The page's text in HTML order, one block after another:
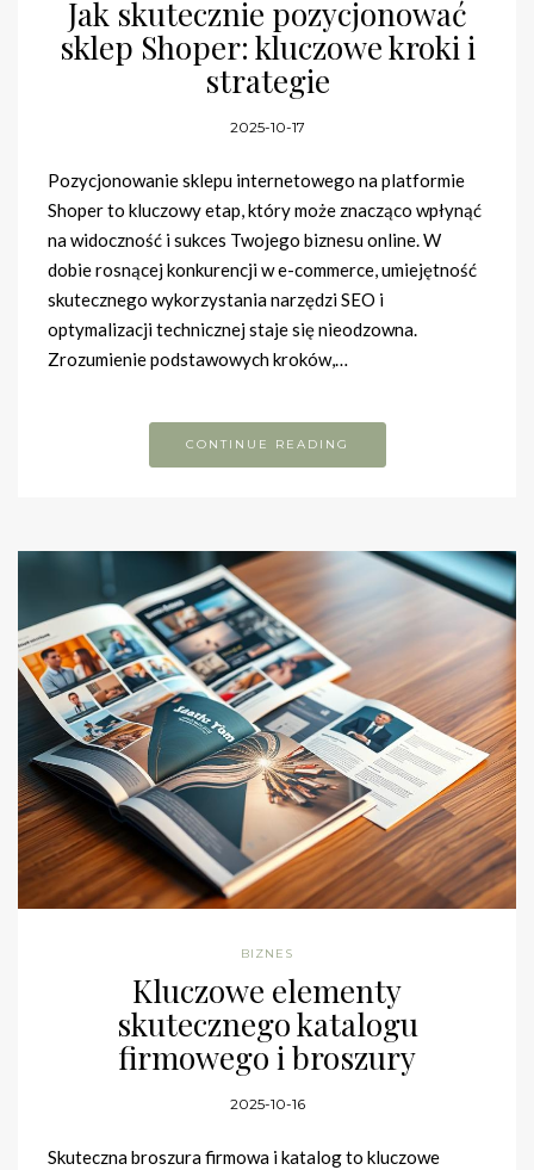
Jak skutecznie pozycjonować
sklep Shoper: kluczowe kroki i
strategie
2025-10-17
Pozycjonowanie sklepu internetowego na platformie
Shoper to kluczowy etap, który może znacząco wpłynąć
na widoczność i sukces Twojego biznesu online. W
dobie rosnącej konkurencji w e-commerce, umiejętność
skutecznego wykorzystania narzędzi SEO i
optymalizacji technicznej staje się nieodzowna.
Zrozumienie podstawowych kroków,…
CONTINUE READING
BIZNES
Kluczowe elementy
skutecznego katalogu
firmowego i broszury
2025-10-16
Skuteczna broszura firmowa i katalog to kluczowe